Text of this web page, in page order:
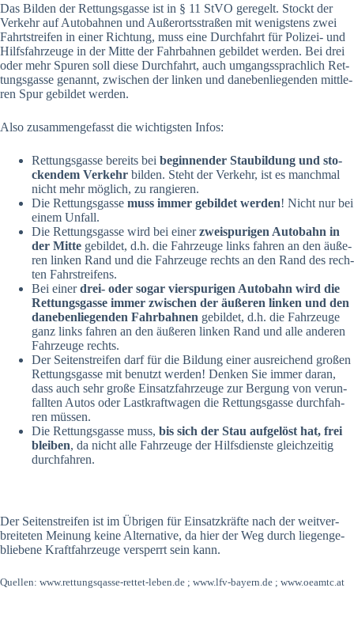
Das Bil­den der Ret­tungs­gas­se ist in § 11 StVO gere­gelt. Stockt der
Ver­kehr auf Auto­bah­nen und Außer­orts­stra­ßen mit wenigs­tens zwei
Fahrt­strei­fen in einer Rich­tung, muss eine Durch­fahrt für Poli­zei- und
Hilfs­fahr­zeu­ge in der Mit­te der Fahr­bah­nen gebil­det wer­den. Bei drei
oder mehr Spu­ren soll die­se Durch­fahrt, auch umgangs­sprach­lich Ret­
tungs­gas­se genannt, zwi­schen der lin­ken und dane­ben­lie­gen­den mitt­le­
ren Spur gebil­det wer­den.
Also zusam­men­ge­fasst die wich­tigs­ten Infos:
Ret­tungs­gas­se bereits bei begin­nen­der Stau­bil­dung und sto­
cken­dem Ver­kehr bil­den. Steht der Ver­kehr, ist es manch­mal
nicht mehr mög­lich, zu ran­gie­ren.
Die Ret­tungs­gas­se muss immer gebil­det wer­den! Nicht nur bei
einem Unfall.
Die Ret­tungs­gas­se wird bei einerzwei­spu­ri­gen Auto­bahn in
der Mit­te gebil­det, d.h. die Fahr­zeu­ge links fah­ren an den äuße­
ren lin­ken Rand und die Fahr­zeu­ge rechts an den Rand des rech­
ten Fahr­strei­fens.
Bei einerdrei- oder sogar vier­spu­ri­gen Auto­bahn wird die
Ret­tungs­gas­se immer zwi­schen der äuße­ren lin­ken und den
dane­ben­lie­gen­den Fahr­bah­nen gebil­det, d.h. die Fahr­zeu­ge
ganz links fah­ren an den äuße­ren lin­ken Rand und alle ande­ren
Fahr­zeu­ge rechts.
Der Sei­ten­strei­fen darf für die Bil­dung einer aus­rei­chend gro­ßen
Ret­tungs­gas­se mit benutzt wer­den! Den­ken Sie immer dar­an,
dass auch sehr gro­ße Ein­satz­fahr­zeu­ge zur Ber­gung von ver­un­
fall­ten Autos oder Last­kraft­wa­gen die Ret­tungs­gas­se durch­fah­
ren müs­sen.
Die Ret­tungs­gas­se muss, bis sich der Stau auf­ge­löst hat, frei
blei­ben, da nicht alle Fahr­zeu­ge der Hilfs­diens­te gleich­zei­tig
durch­fah­ren.
Der Sei­ten­strei­fen ist im Übri­gen für Ein­satz­kräf­te nach der weit­ver­
brei­te­ten Mei­nung kei­ne Alter­na­ti­ve, da hier der Weg durch lie­gen­ge­
blie­be­ne Kraft­fahr­zeu­ge ver­sperrt sein kann.
Quel­len: www.rettungsqasse-rettet-leben.de ; www.lfv-bayern.de ; www.oeamtc.at